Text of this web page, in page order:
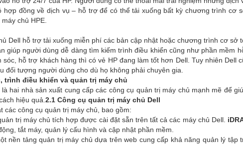
hợp đồng về dịch vụ – hỗ trợ để có thể tải xuống bất kỳ chương trình cơ
chủ HPE.
Dell hỗ trợ tải xuống miễn phí các bản cập nhật hoặc chương trình cơ sở
giúp người dùng dễ dàng tìm kiếm trình điều khiển cũng như phần mềm
sóc, hỗ trợ khách hàng thì có vẻ HP đang làm tốt hơn Dell. Tuy nhiên Dell
đối tượng người dùng cho dù họ không phải chuyên gia.
trình điều khiển và quản trị máy chủ
là hai nhà sản xuất cung cấp các công cụ quản trị máy chủ mạnh mẽ để
hiệu quả. 2.1 Công cụ quản trị máy chủ Dell
các công cụ quản trị máy chủ, bao gồm:
trị máy chủ tích hợp được cài đặt sẵn trên tất cả các máy chủ Dell.
tắt máy, quản lý cấu hình và cập nhật phần mềm.
nền tảng quản trị máy chủ dựa trên web cung cấp khả năng quản lý tập